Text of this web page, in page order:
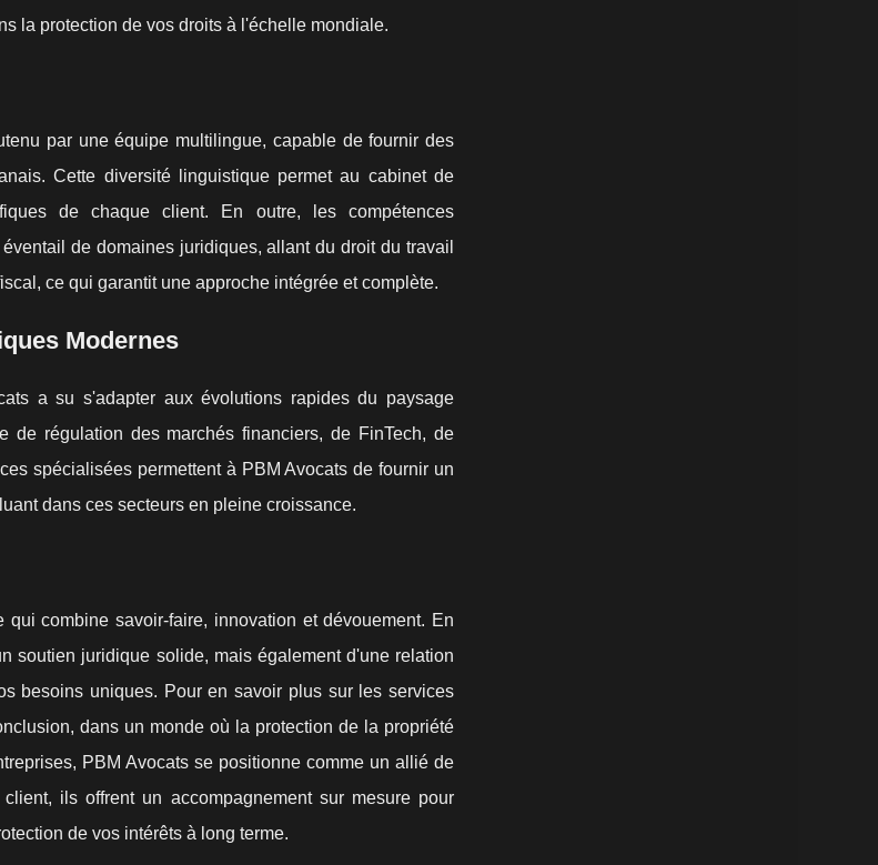
la protection de vos droits à l'échelle mondiale.
par une équipe multilingue, capable de fournir des
Cette diversité linguistique permet au cabinet de
de chaque client. En outre, les compétences
de domaines juridiques, allant du droit du travail
ce qui garantit une approche intégrée et complète.
Modernes
a su s'adapter aux évolutions rapides du paysage
de régulation des marchés financiers, de FinTech, de
spécialisées permettent à PBM Avocats de fournir un
dans ces secteurs en pleine croissance.
combine savoir-faire, innovation et dévouement. En
soutien juridique solide, mais également d'une relation
besoins uniques. Pour en savoir plus sur les services
dans un monde où la protection de la propriété
PBM Avocats se positionne comme un allié de
ils offrent un accompagnement sur mesure pour
de vos intérêts à long terme.